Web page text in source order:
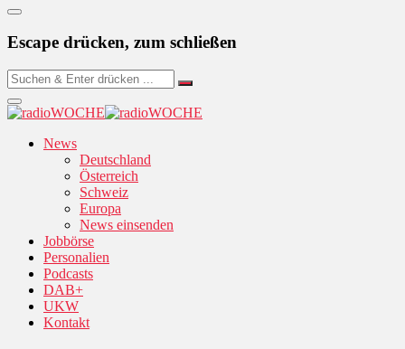
Escape drücken, zum schließen
News
Deutschland
Österreich
Schweiz
Europa
News einsenden
Jobbörse
Personalien
Podcasts
DAB+
UKW
Kontakt